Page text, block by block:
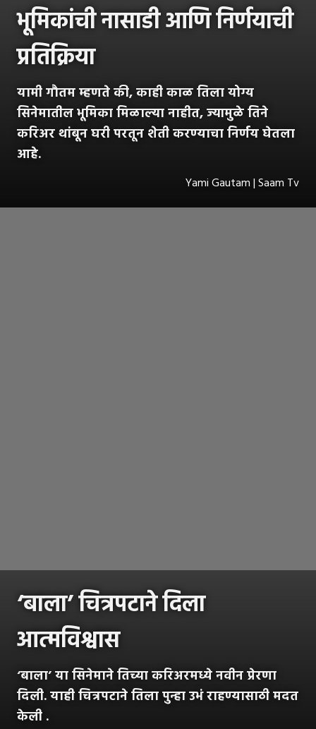
भूमिकांची नासाडी आणि निर्णयाची
प्रतिक्रिया
यामी गौतम म्हणते की, काही काळ तिला योग्य
सिनेमातील भूमिका मिळाल्या नाहीत, ज्यामुळे तिने
करिअर थांबून घरी परतून शेती करण्याचा निर्णय घेतला
आहे.
Yami Gautam | Saam Tv
‘बाला’ चित्रपटाने दिला
आत्मविश्वास
‘बाला’ या सिनेमाने तिच्या करिअरमध्ये नवीन प्रेरणा
दिली. याही चित्रपटाने तिला पुन्हा उभं राहण्यासाठी मदत
केली .